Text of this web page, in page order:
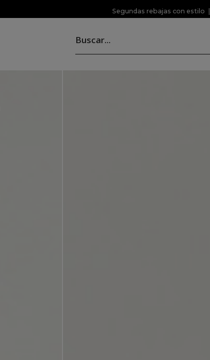
Segundas rebajas con estilo |